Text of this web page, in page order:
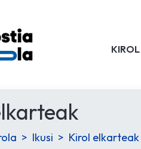
Ikusi Kirol elkarteak